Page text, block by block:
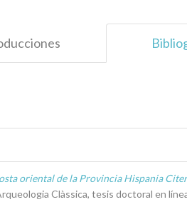
oriental de la Provincia Hispania
Clàssica, tesis doctoral en